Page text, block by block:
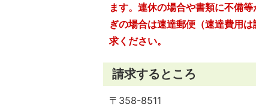
ます。連休の場合や書類に不備
ぎの場合は速達郵便（速達費用
求ください。
請求するところ
〒358-8511